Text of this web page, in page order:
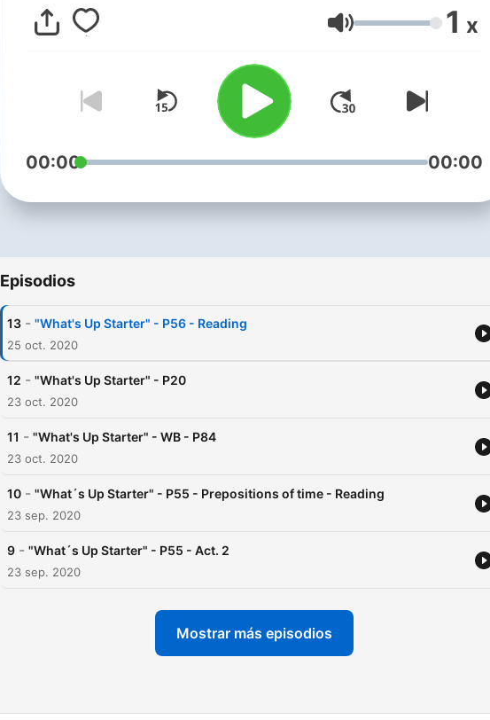
Volumen 1 x
00:00 00:00
Episodios
13 - "What's Up Starter" - P56 - Reading
25 oct. 2020
12 - "What's Up Starter" - P20
23 oct. 2020
11 - "What's Up Starter" - WB - P84
23 oct. 2020
10 - "What´s Up Starter" - P55 - Prepositions of time - Reading
23 sep. 2020
9 - "What´s Up Starter" - P55 - Act. 2
23 sep. 2020
Mostrar más episodios